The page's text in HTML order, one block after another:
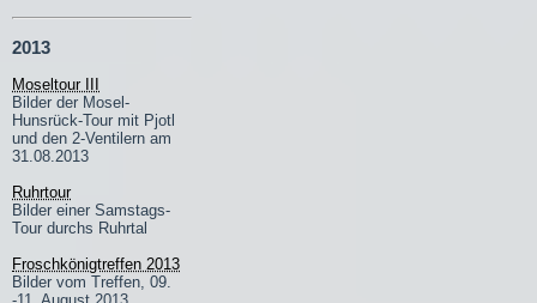
2013
Moseltour III
Bilder der Mosel-
Hunsrück-Tour mit Pjotl
und den 2-Ventilern am
31.08.2013
Ruhrtour
Bilder einer Samstags-
Tour durchs Ruhrtal
Froschkönigtreffen 2013
Bilder vom Treffen, 09.